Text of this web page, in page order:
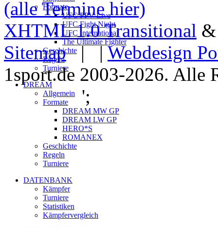
Formate
UFC PPV Live
UFC Fight Night
UFC International
The Ultimate Fighter
Geschichte
Regeln
Turniere
DREAM
Allgemein
Formate
DREAM MW GP
DREAM LW GP
HERO*S
ROMANEX
Geschichte
Regeln
Turniere
DATENBANK
Kämpfer
Turniere
Statistiken
Kämpfervergleich
(alle Termine hier)
XHTML 1.0 Transitional
Sitemap| |Webdesign
1sport.de 2003-2026. Alle
';